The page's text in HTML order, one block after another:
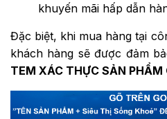
khuyến mãi hấp dẫn
Đặc biệt, khi mua hàng tại
khách hàng sẽ được đảm
TEM XÁC THỰC SẢN PHẨM